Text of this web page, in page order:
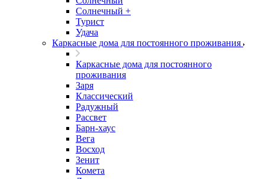
Солнечный +
Турист
Удача
Каркасные дома для постоянного проживания
Каркасные дома для постоянного
проживания
Заря
Классический
Радужный
Рассвет
Барн-хаус
Вега
Восход
Зенит
Комета